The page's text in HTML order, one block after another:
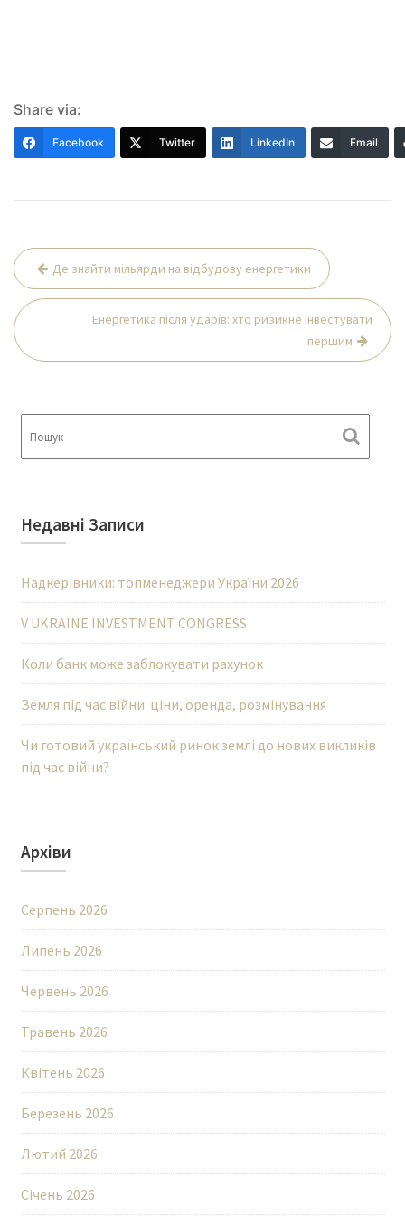
Share via:
Facebook Twitter LinkedIn Email
Навігація
записів
Де знайти мільярди на відбудову енергетики
Енергетика після ударів: хто ризикне інвестувати
першим
Недавні Записи
Надкерівники: топменеджери України 2026
V UKRAINE INVESTMENT CONGRESS
Коли банк може заблокувати рахунок
Земля під час війни: ціни, оренда, розмінування
Чи готовий український ринок землі до нових викликів
під час війни?
Архіви
Серпень 2026
Липень 2026
Червень 2026
Травень 2026
Квітень 2026
Березень 2026
Лютий 2026
Січень 2026